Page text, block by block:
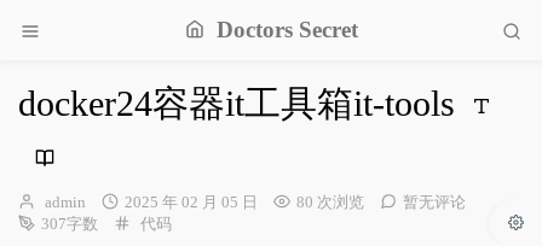
Doctors Secret
docker24容器it工具箱it-tools
博
主：
admin
发
布
2025 年 02 月 05 日 80 次浏览
暂无评论
307字数
分
代码